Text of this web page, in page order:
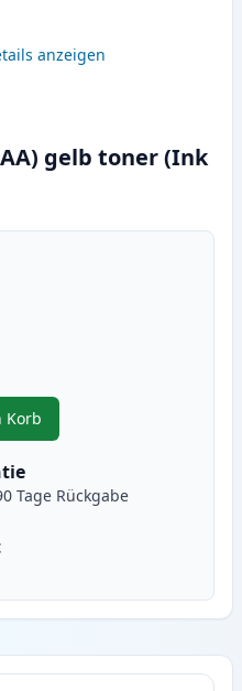
anzeigen
gelb toner (Ink
anzupassen
Korb
, Canon 718 (2659B002AA) gelb
Tage Rückgabe